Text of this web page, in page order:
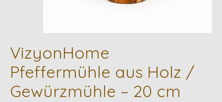
VizyonHome
Pfeffermühle aus Holz /
Gewürzmühle – 20 cm